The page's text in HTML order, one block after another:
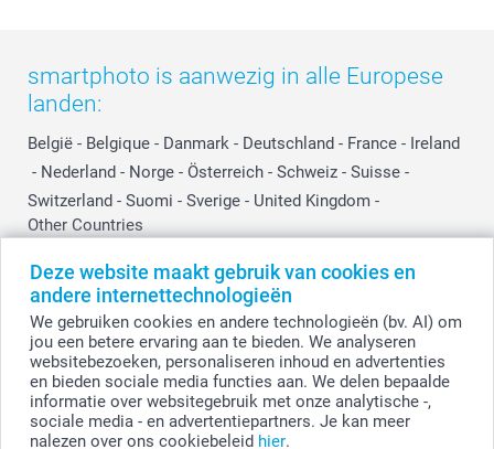
Deze website maakt gebruik van cookies en
andere internettechnologieën
We gebruiken cookies en andere technologieën (bv. AI) om
jou een betere ervaring aan te bieden. We analyseren
websitebezoeken, personaliseren inhoud en advertenties
en bieden sociale media functies aan. We delen bepaalde
informatie over websitegebruik met onze analytische -,
sociale media - en advertentiepartners. Je kan meer
nalezen over ons cookiebeleid hier.
smartphoto is aanwezig in alle Europese
landen:
België - Belgique - Danmark - Deutschland - France - Ireland
- Nederland - Norge - Österreich - Schweiz - Suisse -
Switzerland - Suomi - Sverige - United Kingdom -
Other Countries
© smartphoto group. Alle rechten voorbehouden.Disclaimer
Alle prijzen zijn in EURO (€) inclusief BTW en exclusief verzendkosten.